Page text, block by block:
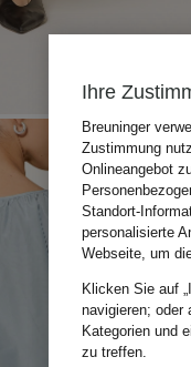
Ihre
Breuninger
Zustimmung
Onlineangebot
Standort-
personalisierte
Webseite, um
Klicken Sie auf
navigieren; oder
Kategorien und
zu treffen.